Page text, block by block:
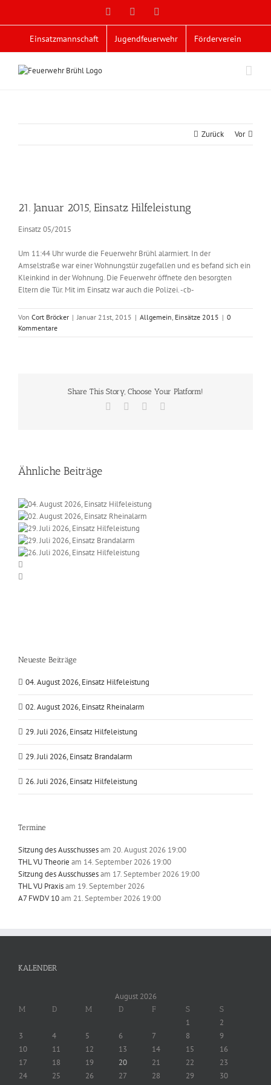
Facebook
Einsatzmannschaft Jugendfeuerwehr Förderverein
Zurück Vor
Bild
21. Januar 2015, Einsatz Hilfeleistung
Einsatz 05/2015
Um 11:44 Uhr wurde die Feuerwehr Brühl alarmiert. In der
Amselstraße war einer Wohnungstür zugefallen und es befand sich ein
Kleinkind in der Wohnung. Die Feuerwehr öffnete den besorgten
Eltern die Tür. Mit im Einsatz war auch die Polizei. -cb-
Von Cort Bröcker | Januar 21st, 2015 | Allgemein, Einsätze 2015 | 0
Kommentare
Share This Story, Choose Your Platform!
Facebook
Ähnliche Beiträge
Neueste Beiträge
04. August 2026, Einsatz Hilfeleistung
02. August 2026, Einsatz Rheinalarm
29. Juli 2026, Einsatz Hilfeleistung
29. Juli 2026, Einsatz Brandalarm
26. Juli 2026, Einsatz Hilfeleistung
Termine
Sitzung des Ausschussesam 20. August 2026 19:00
THL VU Theorie am 14. September 2026 19:00
Sitzung des Ausschussesam 17. September 2026 19:00
THL VU Praxisam 19. September 2026
A7 FWDV 10am 21. September 2026 19:00
KALENDER
August 2026
M D M D F S S
1
2
3
4 5 6 7 8
9
10
11 12 13 14 15
16
17
18 19 20 21 22
23
24
25 26 27 28 29
30